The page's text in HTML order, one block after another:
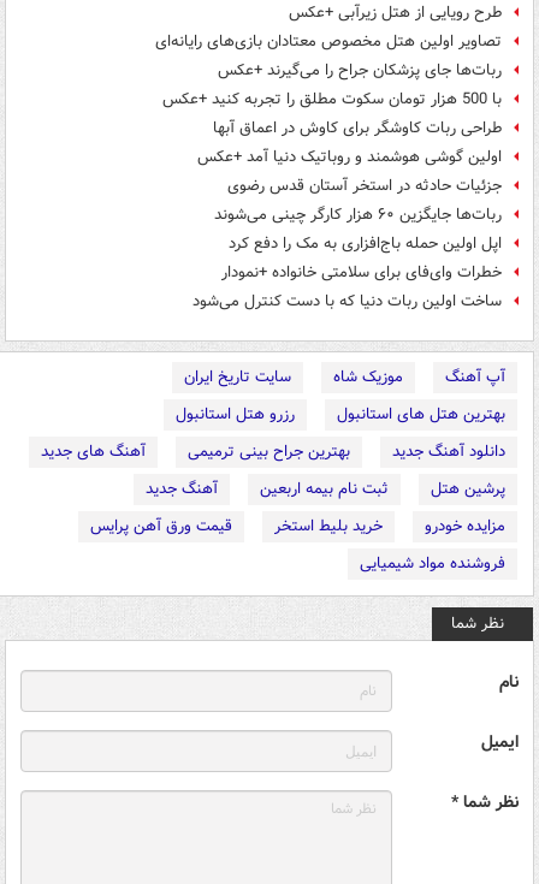
طرح رویایی از هتل زیرآبی +عکس
تصاویر اولین هتل مخصوص معتادان بازی‌های رایانه‌ای
ربات‌ها جای پزشکان جراح را می‌گیرند +عکس
با 500 هزار تومان سکوت مطلق را تجربه کنید +عکس
طراحی ربات کاوشگر برای کاوش در اعماق آبها
اولین گوشی هوشمند و روباتیک دنیا آمد +عکس
جزئیات حادثه در استخر آستان قدس رضوی
ربات‌ها جایگزین ۶۰ هزار کارگر چینی می‌شوند
اپل اولین حمله باج‌افزاری به مک را دفع کرد
خطرات وای‌فای برای سلامتی خانواده +نمودار
ساخت اولین ربات دنیا که با دست کنترل می‌شود
آپ آهنگ موزیک شاه
سایت تاریخ ایران
بهترین هتل های استانبول
رزرو هتل استانبول
دانلود آهنگ جدید
بهترین جراح بینی ترمیمی
آهنگ های جدید
پرشین هتل
ثبت نام بیمه اربعین
آهنگ جدید
مزایده خودرو
خرید بلیط استخر
قیمت ورق آهن پرایس
فروشنده مواد شیمیایی
نظر شما
نام
ایمیل
نظر شما *